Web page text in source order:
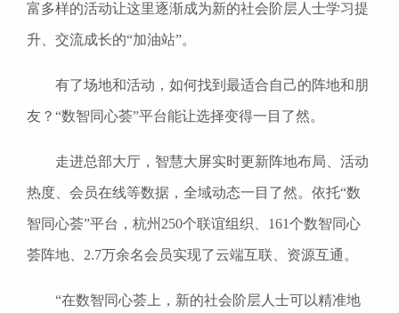
富多样的活动让这里逐渐成为新的社会阶层人士学习提
升、交流成长的“加油站”。
有了场地和活动，如何找到最适合自己的阵地和朋
友？“数智同心荟”平台能让选择变得一目了然。
走进总部大厅，智慧大屏实时更新阵地布局、活动
热度、会员在线等数据，全域动态一目了然。依托“数
智同心荟”平台，杭州250个联谊组织、161个数智同心
荟阵地、2.7万余名会员实现了云端互联、资源互通。
“在数智同心荟上，新的社会阶层人士可以精准地